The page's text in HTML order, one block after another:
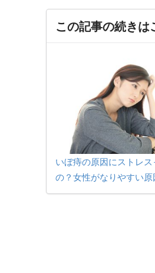
この記事の続きは
いぼ痔の原因にストレス
の？女性がなりやすい原